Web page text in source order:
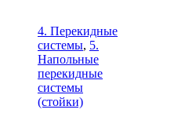
4. Перекидные
системы, 5.
Напольные
перекидные
системы
(стойки)